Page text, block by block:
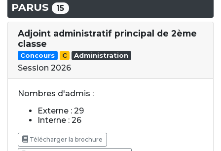
PARUS
15
Adjoint administratif principal de 2ème
classe
Concours C Administration
Session 2026
Nombres d'admis :
Externe : 29
Interne : 26
Télécharger la brochure